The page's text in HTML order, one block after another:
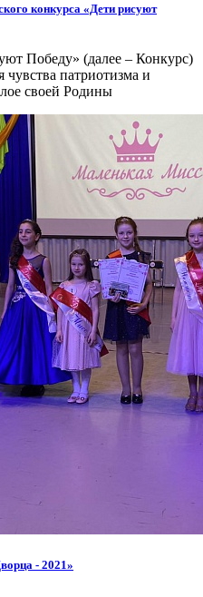
конкурса «Дети рисуют
Победу» (далее – Конкурс)
патриотизма и
своей Родины
- 2021»